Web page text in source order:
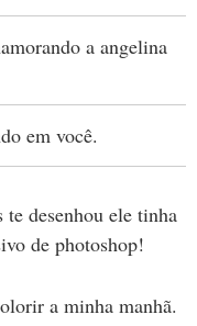
a angelina
em você.
desenhou ele tinha
de photoshop!
a minha manhã.